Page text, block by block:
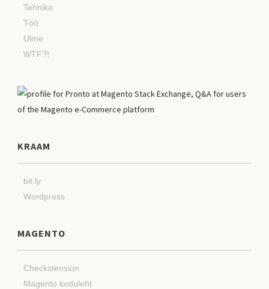
Tehnika
Töö
Ulme
WTF?!
KRAAM
bit.ly
Wordpress
MAGENTO
Checkstension
Magento koduleht